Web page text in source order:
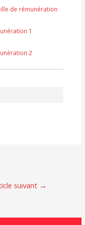
de rémunération
1
2
suivant →